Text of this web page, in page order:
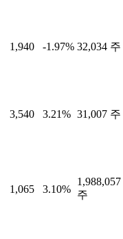
1,940 -1.97% 32,034 주
3,540 3.21% 31,007 주
1,065 3.10%
1,988,057
주